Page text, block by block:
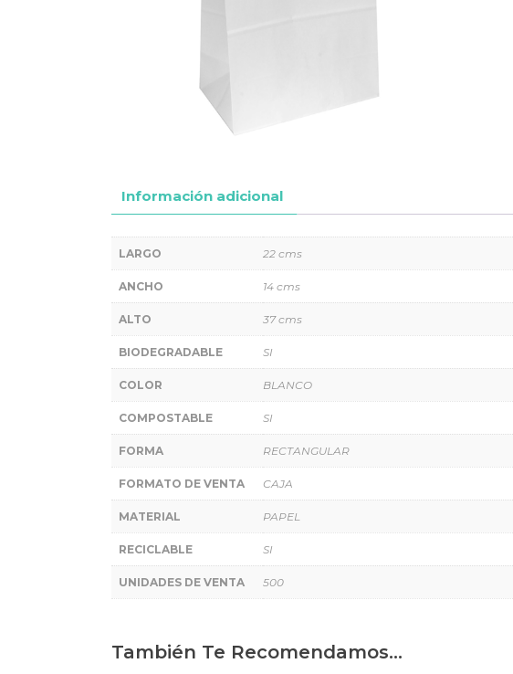
Información adicional
LARGO 22 cms
ANCHO 14 cms
ALTO 37 cms
BIODEGRADABLE SI
COLOR BLANCO
COMPOSTABLE SI
FORMA RECTANGULAR
FORMATO DE VENTA CAJA
MATERIAL PAPEL
RECICLABLE SI
UNIDADES DE VENTA 500
También Te Recomendamos…